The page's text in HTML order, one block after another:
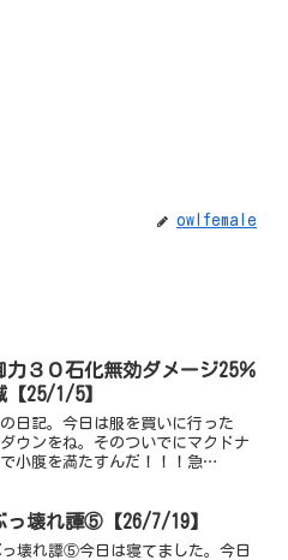
owlfemale
力３０石化無効ダメージ25％
【25/1/5】
日記。今日は服を買いに行った
ウンをね。そのついでにマクドナ
小腹を満たすんだ！！！急
なかった。甘じょっぱ系の味なん
っ壊れ譚⑤【26/7/19】
っ壊れ譚⑤今日は寝てました。今日